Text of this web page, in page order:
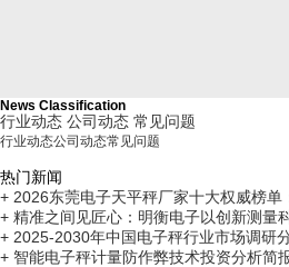
News Classification
行业动态 公司动态 常见问题
行业动态公司动态常见问题
热门新闻
+ 2026东莞电子天平秤厂家十大权威榜单
+ 精准之间见匠心：明衡电子以创新测量
+ 2025-2030年中国电子秤行业市场调研
+ 智能电子秤计量防作弊技术投资分析简